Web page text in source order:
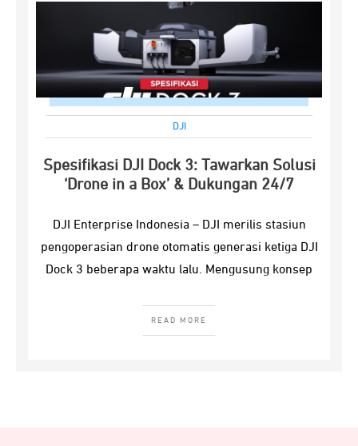
DJI
Spesifikasi DJI Dock 3: Tawarkan Solusi
‘Drone in a Box’ & Dukungan 24/7
DJI Enterprise Indonesia – DJI merilis stasiun
pengoperasian drone otomatis generasi ketiga DJI
Dock 3 beberapa waktu lalu. Mengusung konsep
READ MORE